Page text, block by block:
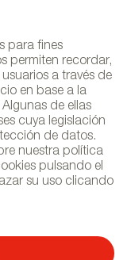
para fines
permiten recordar,
a través de
en base a la
de ellas
cuya legislación
de datos.
nuestra política
pulsando el
su uso clicando
497 100 |